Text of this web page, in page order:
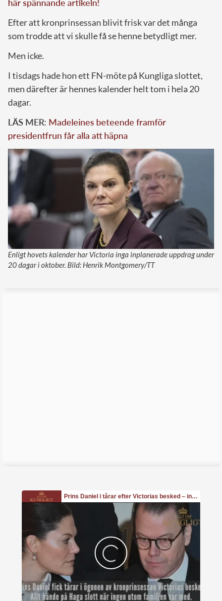
här spännande artikeln!
Efter att kronprinsessan blivit frisk var det många
som trodde att vi skulle få se henne betydligt mer.
Men icke.
I tisdags hade hon ett FN-möte på Kungliga slottet,
men därefter är hennes kalender helt tom i hela 20
dagar.
LÄS MER: Madeleines beteende framför
presidentfrun får alla att häpna
Enligt hovets kalender har Victoria inga inplanerade uppdrag under
20 dagar i oktober. Bild: Henrik Montgomery/TT